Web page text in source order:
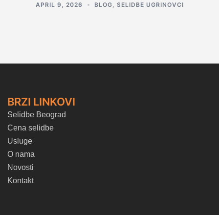
APRIL 9, 2026 BLOG SELIDBE UGRINOVCI
BRZI LINKOVI
Selidbe Beograd
Cena selidbe
Usluge
O nama
Novosti
Kontakt